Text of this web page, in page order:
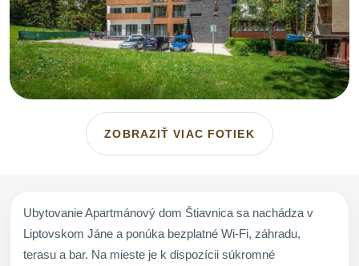
ZOBRAZIŤ VIAC FOTIEK
Ubytovanie Apartmánový dom Štiavnica sa nachádza v
Liptovskom Jáne a ponúka bezplatné Wi-Fi, záhradu,
terasu a bar. Na mieste je k dispozícii súkromné